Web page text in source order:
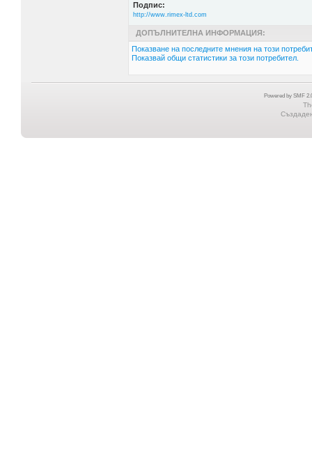
Подпис:
http://www.rimex-ltd.com
ДОПЪЛНИТЕЛНА ИНФОРМАЦИЯ:
Показване на последните мнения на този
Показвай общи статистики за този потребител.
Powered by SMF